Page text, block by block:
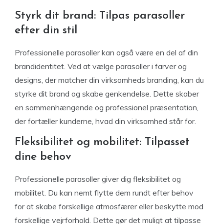
Styrk dit brand: Tilpas parasoller
efter din stil
Professionelle parasoller kan også være en del af din
brandidentitet. Ved at vælge parasoller i farver og
designs, der matcher din virksomheds branding, kan du
styrke dit brand og skabe genkendelse. Dette skaber
en sammenhængende og professionel præsentation,
der fortæller kunderne, hvad din virksomhed står for.
Fleksibilitet og mobilitet: Tilpasset
dine behov
Professionelle parasoller giver dig fleksibilitet og
mobilitet. Du kan nemt flytte dem rundt efter behov
for at skabe forskellige atmosfærer eller beskytte mod
forskellige vejrforhold. Dette gør det muligt at tilpasse